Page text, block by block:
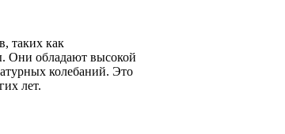
таких как
Они обладают высокой
колебаний. Это
лет.